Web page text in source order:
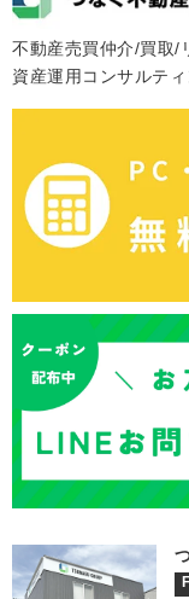
不動産売買仲介/買取/
資産運用コンサルテ